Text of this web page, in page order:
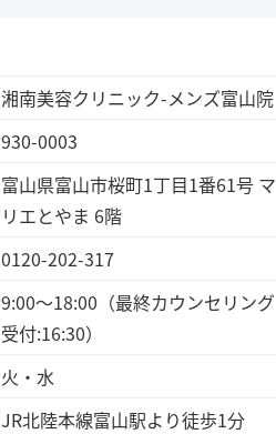
湘南美容クリニック-メンズ富山院
930-0003
富山県富山市桜町1丁目1番61号 マ
リエとやま 6階
0120-202-317
9:00～18:00（最終カウンセリング
受付:16:30）
火・水
JR北陸本線富山駅より徒歩1分